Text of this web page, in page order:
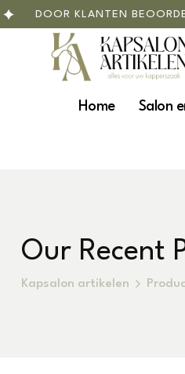
DOOR KLANTEN
Home Salon
Our Recent
Kapsalon artikelen